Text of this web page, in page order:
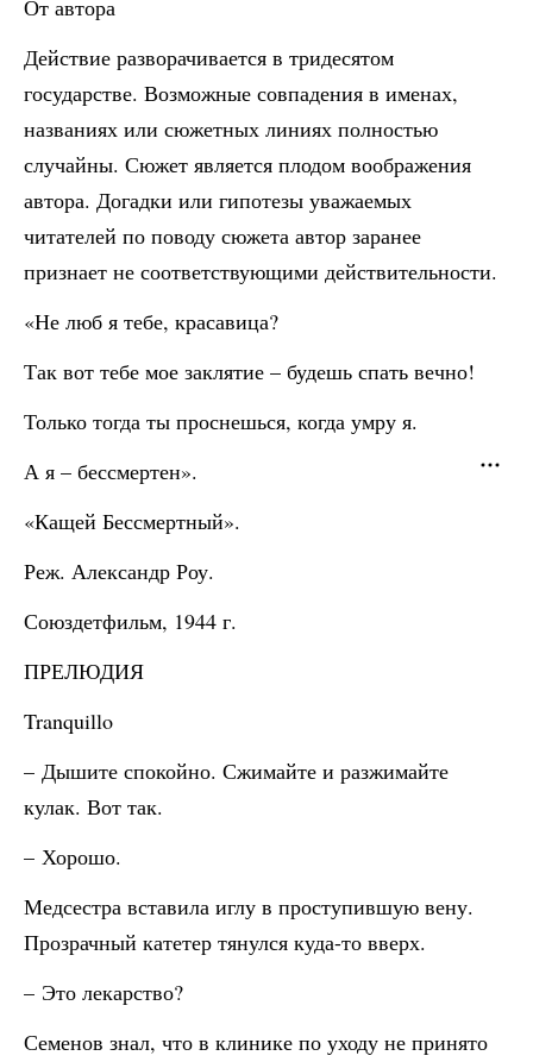
От автора
Действие разворачивается в тридесятом
государстве. Возможные совпадения в именах,
названиях или сюжетных линиях полностью
случайны. Сюжет является плодом воображения
автора. Догадки или гипотезы уважаемых
читателей по поводу сюжета автор заранее
признает не соответствующими действительности.
«Не люб я тебе, красавица?
Так вот тебе мое заклятие – будешь спать вечно!
Только тогда ты проснешься, когда умру я.
А я – бессмертен».
«Кащей Бессмертный».
Реж. Александр Роу.
Союздетфильм, 1944 г.
ПРЕЛЮДИЯ
Tranquillo
– Дышите спокойно. Сжимайте и разжимайте
кулак. Вот так.
– Хорошо.
Медсестра вставила иглу в проступившую вену.
Прозрачный катетер тянулся куда-то вверх.
– Это лекарство?
Семенов знал, что в клинике по уходу не принято